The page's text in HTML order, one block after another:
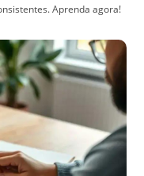
Aprenda agora!